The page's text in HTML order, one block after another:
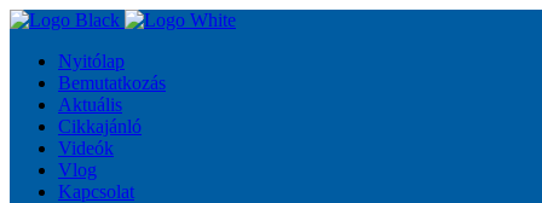
Nyitólap
Bemutatkozás
Aktuális
Cikkajánló
Videók
Vlog
Kapcsolat